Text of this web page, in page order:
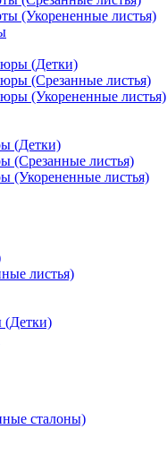
(Укорененные листья)
(Детки)
(Срезанные листья)
(Укорененные листья)
(Детки)
(Срезанные листья)
(Укорененные листья)
листья)
(Детки)
сталоны)